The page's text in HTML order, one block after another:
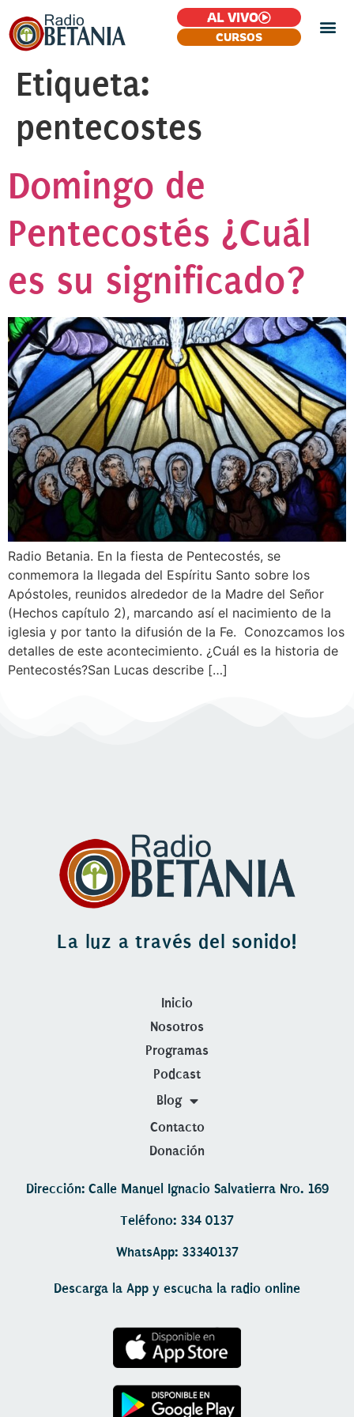
AL VIVO
CURSOS
Etiqueta:
pentecostes
Domingo de
Pentecostés ¿Cuál
es su significado?
Radio Betania. En la fiesta de Pentecostés, se
conmemora la llegada del Espíritu Santo sobre los
Apóstoles, reunidos alrededor de la Madre del Señor
(Hechos capítulo 2), marcando así el nacimiento de la
iglesia y por tanto la difusión de la Fe. Conozcamos los
detalles de este acontecimiento. ¿Cuál es la historia de
Pentecostés?San Lucas describe […]
La luz a través del sonido!
Inicio
Nosotros
Programas
Podcast
Blog
Contacto
Donación
Dirección: Calle Manuel Ignacio Salvatierra Nro. 169
Teléfono: 334 0137
WhatsApp: 33340137
Descarga la App y escucha la radio online